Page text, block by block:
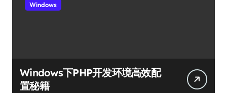
Windows
Windows下PHP开发环境高效配
置秘籍